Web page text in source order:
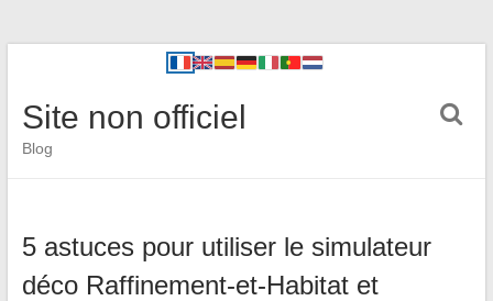
Site non officiel
Blog
5 astuces pour utiliser le simulateur
déco Raffinement-et-Habitat et